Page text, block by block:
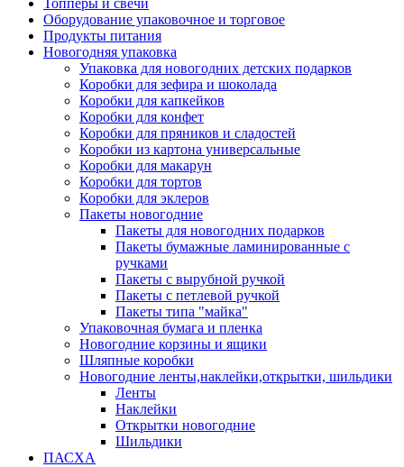
Топперы и свечи
Оборудование упаковочное и торговое
Продукты питания
Новогодняя упаковка
Упаковка для новогодних детских подарков
Коробки для зефира и шоколада
Коробки для капкейков
Коробки для конфет
Коробки для пряников и сладостей
Коробки из картона универсальные
Коробки для макарун
Коробки для тортов
Коробки для эклеров
Пакеты новогодние
Пакеты для новогодних подарков
Пакеты бумажные ламинированные с
ручками
Пакеты с вырубной ручкой
Пакеты с петлевой ручкой
Пакеты типа "майка"
Упаковочная бумага и пленка
Новогодние корзины и ящики
Шляпные коробки
Новогодние ленты,наклейки,открытки, шильдики
Ленты
Наклейки
Открытки новогодние
Шильдики
ПАСХА